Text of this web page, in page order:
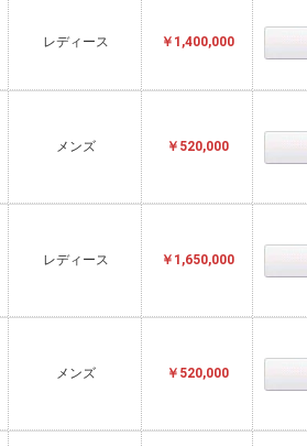
レディース ￥1,400,000
メンズ ￥520,000
レディース ￥1,650,000
メンズ ￥520,000